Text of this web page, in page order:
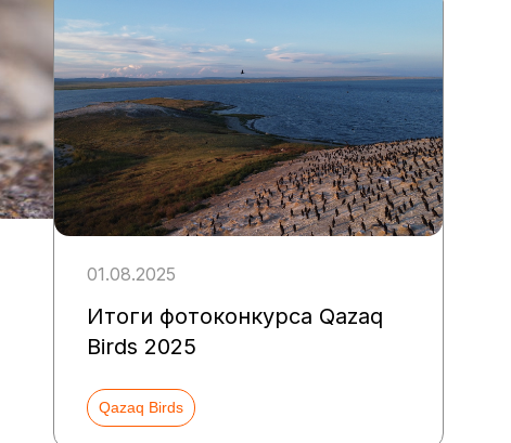
01.08.2025
Итоги фотоконкурса Qazaq
Birds 2025
Qazaq Birds